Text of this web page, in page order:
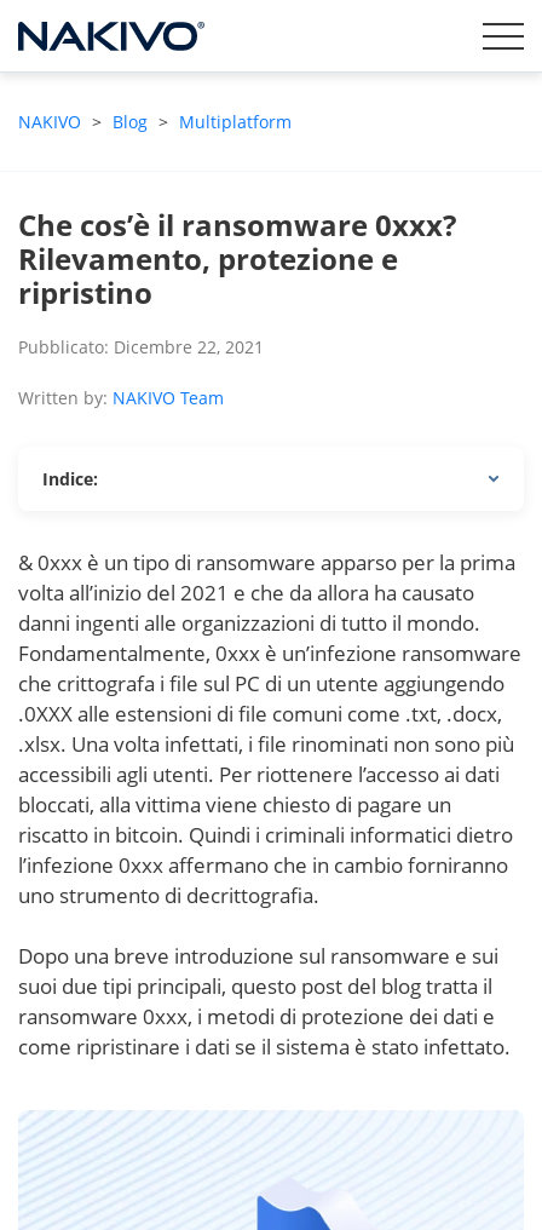
NAKIVO > Blog > Multiplatform
Che cos’è il ransomware 0xxx?
Rilevamento, protezione e
ripristino
Pubblicato: Dicembre 22, 2021
Written by: NAKIVO Team
Indice:
& 0xxx è un tipo di ransomware apparso per la prima
volta all’inizio del 2021 e che da allora ha causato
danni ingenti alle organizzazioni di tutto il mondo.
Fondamentalmente, 0xxx è un’infezione ransomware
che crittografa i file sul PC di un utente aggiungendo
.0XXX alle estensioni di file comuni come .txt, .docx,
.xlsx. Una volta infettati, i file rinominati non sono più
accessibili agli utenti. Per riottenere l’accesso ai dati
bloccati, alla vittima viene chiesto di pagare un
riscatto in bitcoin. Quindi i criminali informatici dietro
l’infezione 0xxx affermano che in cambio forniranno
uno strumento di decrittografia.
Dopo una breve introduzione sul ransomware e sui
suoi due tipi principali, questo post del blog tratta il
ransomware 0xxx, i metodi di protezione dei dati e
come ripristinare i dati se il sistema è stato infettato.